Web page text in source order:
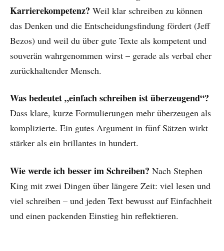
Karrierekompetenz? Weil klar schreiben zu können
das Denken und die Entscheidungsfindung fördert (Jeff
Bezos) und weil du über gute Texte als kompetent und
souverän wahrgenommen wirst – gerade als verbal eher
zurückhaltender Mensch.
Was bedeutet „einfach schreiben ist überzeugend“?
Dass klare, kurze Formulierungen mehr überzeugen als
komplizierte. Ein gutes Argument in fünf Sätzen wirkt
stärker als ein brillantes in hundert.
Wie werde ich besser im Schreiben? Nach Stephen
King mit zwei Dingen über längere Zeit: viel lesen und
viel schreiben – und jeden Text bewusst auf Einfachheit
und einen packenden Einstieg hin reflektieren.